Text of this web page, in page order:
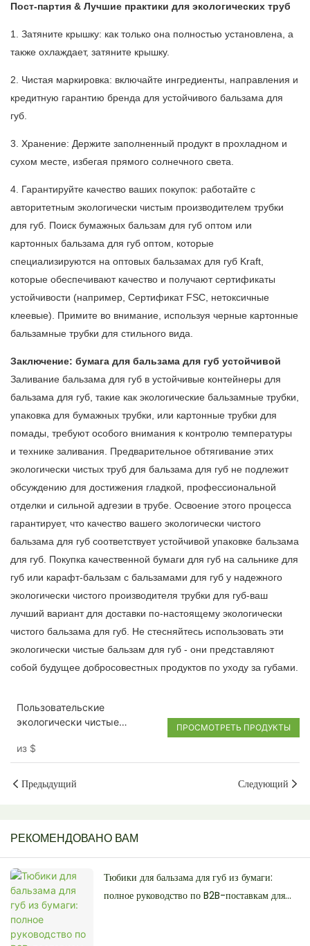
Пост-партия & Лучшие практики для экологических труб
1. Затяните крышку: как только она полностью установлена, а
также охлаждает, затяните крышку.
2. Чистая маркировка: включайте ингредиенты, направления и
кредитную гарантию бренда для устойчивого бальзама для
губ.
3. Хранение: Держите заполненный продукт в прохладном и
сухом месте, избегая прямого солнечного света.
4. Гарантируйте качество ваших покупок: работайте с
авторитетным экологически чистым производителем трубки
для губ. Поиск бумажных бальзам для губ оптом или
картонных бальзама для губ оптом, которые
специализируются на оптовых бальзамах для губ Kraft,
которые обеспечивают качество и получают сертификаты
устойчивости (например, Сертификат FSC, нетоксичные
клеевые). Примите во внимание, используя черные картонные
бальзамные трубки для стильного вида.
Заключение: бумага для бальзама для губ устойчивой
Заливание бальзама для губ в устойчивые контейнеры для
бальзама для губ, такие как экологические бальзамные трубки,
упаковка для бумажных трубки, или картонные трубки для
помады, требуют особого внимания к контролю температуры
и технике заливания. Предварительное обтягивание этих
экологически чистых труб для бальзама для губ не подлежит
обсуждению для достижения гладкой, профессиональной
отделки и сильной адгезии в трубе. Освоение этого процесса
гарантирует, что качество вашего экологически чистого
бальзама для губ соответствует устойчивой упаковке бальзама
для губ. Покупка качественной бумаги для губ на сальнике для
губ или карафт-бальзам с бальзамами для губ у надежного
экологически чистого производителя трубки для губ-ваш
лучший вариант для доставки по-настоящему экологически
чистого бальзама для губ. Не стесняйтесь использовать эти
экологически чистые бальзам для губ - они представляют
собой будущее добросовестных продуктов по уходу за губами.
Пользовательские
экологически чистые
дезодорант
из $
ПРОСМОТРЕТЬ ПРОДУКТЫ
Предыдущий Следующий
РЕКОМЕНДОВАНО ВАМ
Тюбики для бальзама для губ из бумаги:
полное руководство по B2B-поставкам для